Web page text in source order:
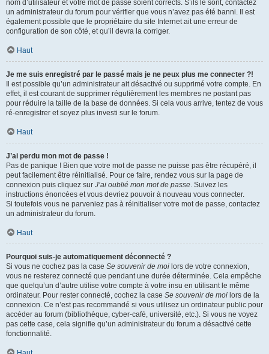
nom d’utilisateur et votre mot de passe soient corrects. S’ils le sont, contactez
un administrateur du forum pour vérifier que vous n’avez pas été banni. Il est
également possible que le propriétaire du site Internet ait une erreur de
configuration de son côté, et qu’il devra la corriger.
Haut
Je me suis enregistré par le passé mais je ne peux plus me connecter ?!
Il est possible qu’un administrateur ait désactivé ou supprimé votre compte. En
effet, il est courant de supprimer régulièrement les membres ne postant pas
pour réduire la taille de la base de données. Si cela vous arrive, tentez de vous
ré-enregistrer et soyez plus investi sur le forum.
Haut
J’ai perdu mon mot de passe !
Pas de panique ! Bien que votre mot de passe ne puisse pas être récupéré, il
peut facilement être réinitialisé. Pour ce faire, rendez vous sur la page de
connexion puis cliquez sur J’ai oublié mon mot de passe. Suivez les
instructions énoncées et vous devriez pouvoir à nouveau vous connecter.
Si toutefois vous ne parveniez pas à réinitialiser votre mot de passe, contactez
un administrateur du forum.
Haut
Pourquoi suis-je automatiquement déconnecté ?
Si vous ne cochez pas la case Se souvenir de moi lors de votre connexion,
vous ne resterez connecté que pendant une durée déterminée. Cela empêche
que quelqu’un d’autre utilise votre compte à votre insu en utilisant le même
ordinateur. Pour rester connecté, cochez la case Se souvenir de moi lors de la
connexion. Ce n’est pas recommandé si vous utilisez un ordinateur public pour
accéder au forum (bibliothèque, cyber-café, université, etc.). Si vous ne voyez
pas cette case, cela signifie qu’un administrateur du forum a désactivé cette
fonctionnalité.